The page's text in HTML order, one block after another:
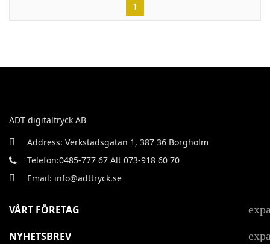
1
ADT digitaltryck AB
Address: Verkstadsgatan 1, 387 36 Borgholm
Telefon:0485-777 67 Alt 073-918 60 70
Email: info@adttryck.se
VÅRT FÖRETAG
NYHETSBREV